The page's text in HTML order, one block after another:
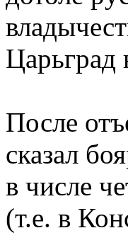
Цаpьгpад
После
сказал
в числе
(т.е. в